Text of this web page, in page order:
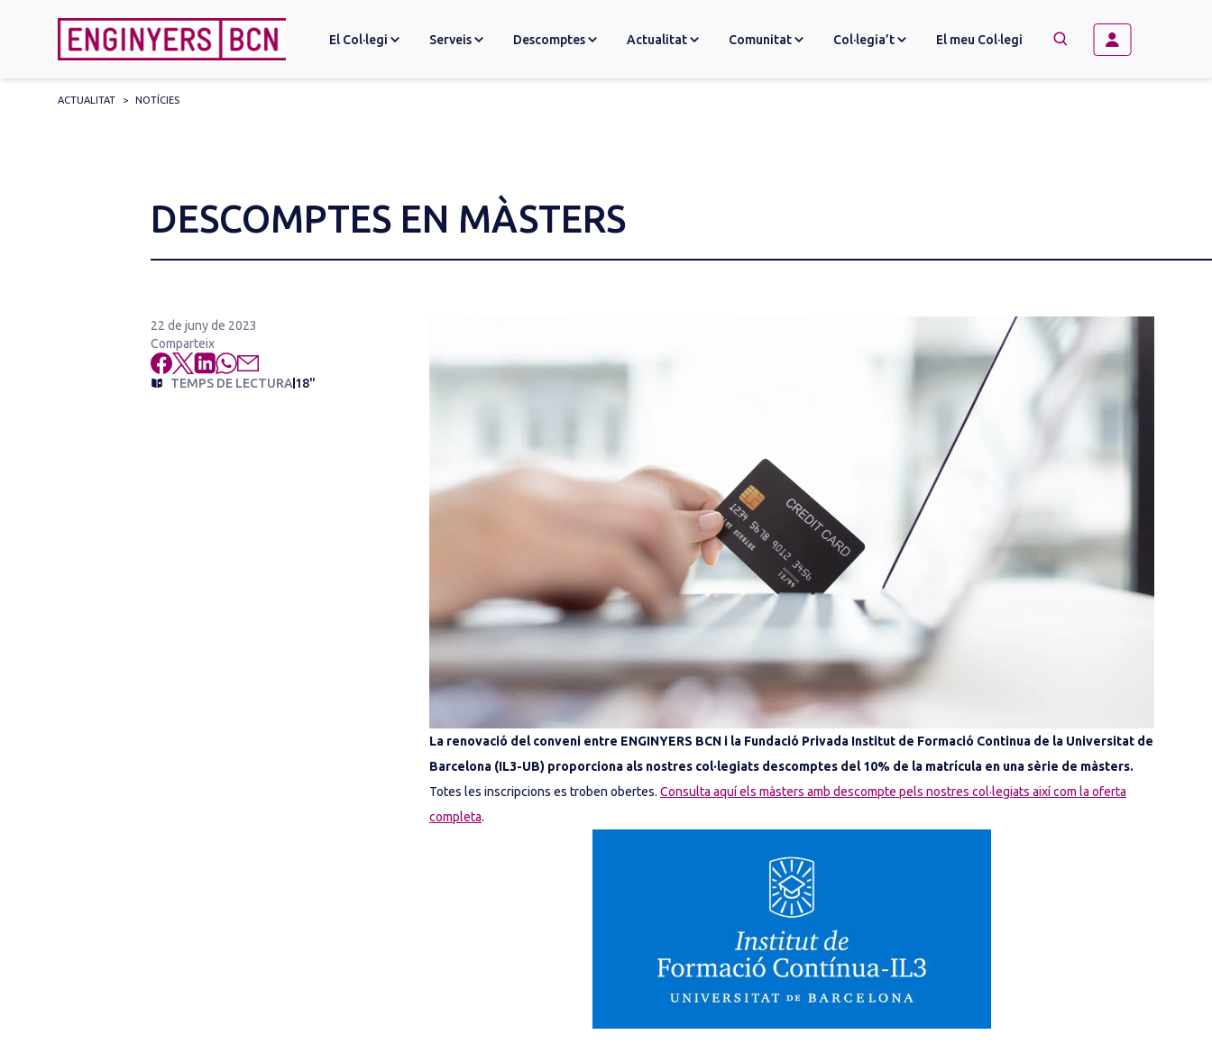
El Col·legi Serveis Descomptes Actualitat Comunitat Col·legia’t El meu Col·legi
ACTUALITAT > NOTÍCIES
DESCOMPTES EN MÀSTERS
22 de juny de 2023
Comparteix
TEMPS DE LECTURA 18"
La renovació del conveni entre ENGINYERS BCN i la Fundació Privada Institut de Formació Continua de la Universitat de
Barcelona (IL3-UB) proporciona als nostres col·legiats descomptes del 10% de la matrícula en una sèrie de màsters.
Totes les inscripcions es troben obertes. Consulta aquí els màsters amb descompte pels nostres col·legiats així com la oferta
completa.